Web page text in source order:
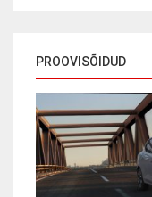
PROOVISÕIDUD